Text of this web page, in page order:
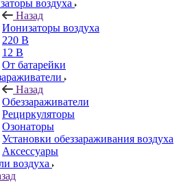
воздуха
Назад
Ионизаторы воздуха
220 В
12 В
От батарейки
Назад
Обеззараживатели
Рециркуляторы
Озонаторы
Установки обеззараживания воздуха
Аксессуары
воздуха